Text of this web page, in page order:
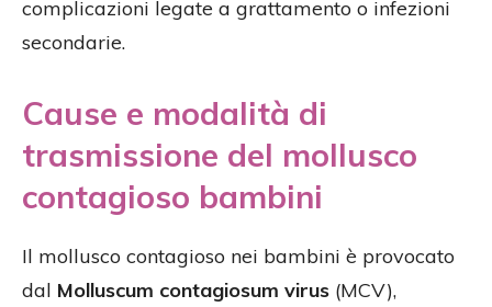
complicazioni legate a grattamento o infezioni
secondarie.
Cause e modalità di
trasmissione del mollusco
contagioso bambini
Il mollusco contagioso nei bambini è provocato
dal Molluscum contagiosum virus (MCV),